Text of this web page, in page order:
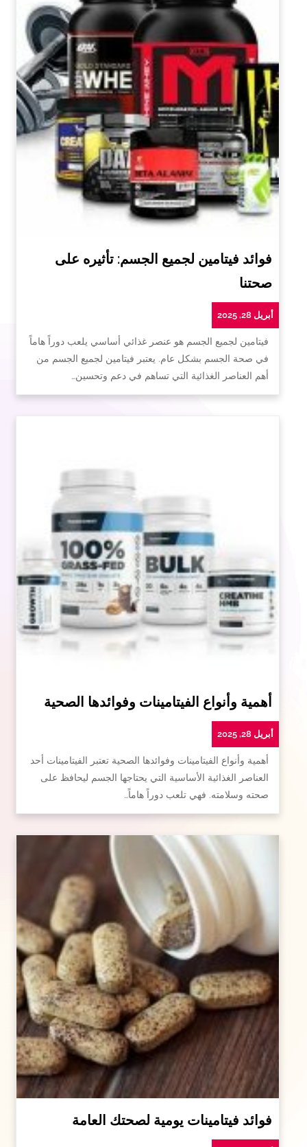
فوائد فيتامين لجميع الجسم: تأثيره على
صحتنا
أبريل 28, 2025
فيتامين لجميع الجسم هو عنصر غذائي أساسي يلعب دوراً هاماً
في صحة الجسم بشكل عام. يعتبر فيتامين لجميع الجسم من
أهم العناصر الغذائية التي تساهم في دعم وتحسين…
أهمية وأنواع الفيتامينات وفوائدها الصحية
أبريل 28, 2025
أهمية وأنواع الفيتامينات وفوائدها الصحية تعتبر الفيتامينات أحد
العناصر الغذائية الأساسية التي يحتاجها الجسم ليحافظ على
صحته وسلامته. فهي تلعب دوراً هاماً…
فوائد فيتامينات يومية لصحتك العامة